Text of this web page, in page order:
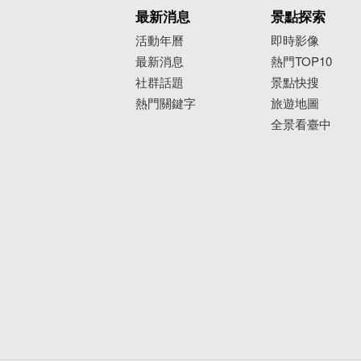
最新消息
活動年曆
最新消息
社群話題
熱門關鍵字
景點探索
即時影像
熱門TOP10
景點快搜
旅遊地圖
全景看臺中